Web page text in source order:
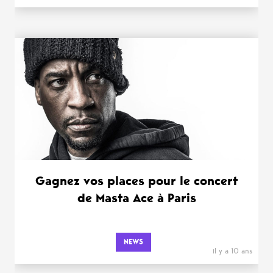
Gagnez vos places pour le concert
de Masta Ace à Paris
NEWS
il y a 10 ans